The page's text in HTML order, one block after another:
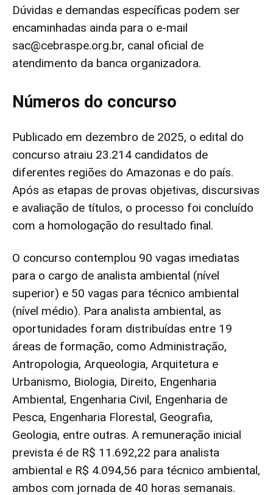
Dúvidas e demandas específicas podem ser
encaminhadas ainda para o e-mail
sac@cebraspe.org.br, canal oficial de
atendimento da banca organizadora.
Números do concurso
Publicado em dezembro de 2025, o edital do
concurso atraiu 23.214 candidatos de
diferentes regiões do Amazonas e do país.
Após as etapas de provas objetivas, discursivas
e avaliação de títulos, o processo foi concluído
com a homologação do resultado final.
O concurso contemplou 90 vagas imediatas
para o cargo de analista ambiental (nível
superior) e 50 vagas para técnico ambiental
(nível médio). Para analista ambiental, as
oportunidades foram distribuídas entre 19
áreas de formação, como Administração,
Antropologia, Arqueologia, Arquitetura e
Urbanismo, Biologia, Direito, Engenharia
Ambiental, Engenharia Civil, Engenharia de
Pesca, Engenharia Florestal, Geografia,
Geologia, entre outras. A remuneração inicial
prevista é de R$ 11.692,22 para analista
ambiental e R$ 4.094,56 para técnico ambiental,
ambos com jornada de 40 horas semanais.